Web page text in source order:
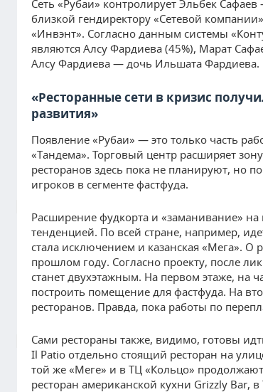
Сеть «Рубаи» контролирует Эльбек
близкой гендиректору «Сетевой
«Инвэнт». Согласно данным системы
являются Алсу Фардиева (45%), Марат
Алсу Фардиева — дочь Ильшата Фардиева.
«Ресторанные сети в кризис
развития»
Появление «Рубаи» — это только часть
«Тандема». Торговый центр расширяет
ресторанов здесь пока не планируют, но
игроков в сегменте фастфуда.
Расширение фудкорта и «заманивание» на
тенденцией. По всей стране, например,
стала исключением и казанская «Мега».
прошлом году. Согласно проекту, после
станет двухэтажным. На первом этаже, на
построить помещение для фастфуда. На
ресторанов. Правда, пока работы по
Сами рестораны также, видимо, готовы
Il Patio отдельно стоящий ресторан на
той же «Меге» и в ТЦ «Кольцо»
ресторан американской кухни Grizzly Bar,